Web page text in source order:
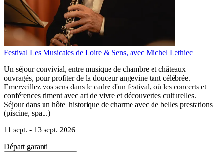
Festival Les Musicales de Loire & Sens, avec Michel Lethiec
Un séjour convivial, entre musique de chambre et châteaux
ouvragés, pour profiter de la douceur angevine tant célébrée.
Emerveillez vos sens dans le cadre d'un festival, où les concerts et
conférences riment avec art de vivre et découvertes culturelles.
Séjour dans un hôtel historique de charme avec de belles prestations
(piscine, spa...)
11 sept. - 13 sept. 2026
Départ garanti